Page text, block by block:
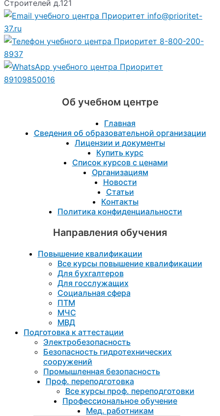
Строителей д.121
info@prioritet-
37.ru
8-800-200-
8937
89109850016
Об учебном центре
Главная
Сведения об образовательной организации
Лицензии и документы
Купить курс
Список курсов с ценами
Организациям
Новости
Статьи
Контакты
Политика конфиденциальности
Направления обучения
Повышение квалификации
Все курсы повышение квалификации
Для бухгалтеров
Для госслужащих
Социальная сфера
ПТМ
МЧС
МВД
Подготовка к aттестации
Электробезопасность
Безопасность гидротехнических
сооружений
Промышленная безопасность
Проф. переподготовка
Все курсы проф. переподготовки
Профессиональное обучение
Мед. работникам